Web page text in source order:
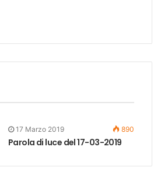
17 Marzo 2019 890
Parola di luce del 17-03-2019